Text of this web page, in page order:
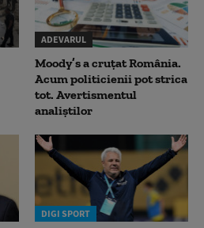
ADEVARUL
Moody’s a cruțat România.
Acum politicienii pot strica
tot. Avertismentul
analiștilor
DIGI SPORT